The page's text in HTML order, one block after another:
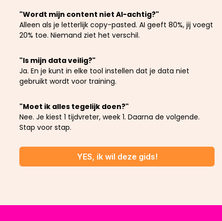
"Wordt mijn content niet AI-achtig?"
Alleen als je letterlijk copy-pasted. AI geeft 80%, jij voegt
20% toe. Niemand ziet het verschil.
"Is mijn data veilig?"
Ja. En je kunt in elke tool instellen dat je data niet
gebruikt wordt voor training.
"Moet ik alles tegelijk doen?"
Nee. Je kiest 1 tijdvreter, week 1. Daarna de volgende.
Stap voor stap.
YES, ik wil deze gids!